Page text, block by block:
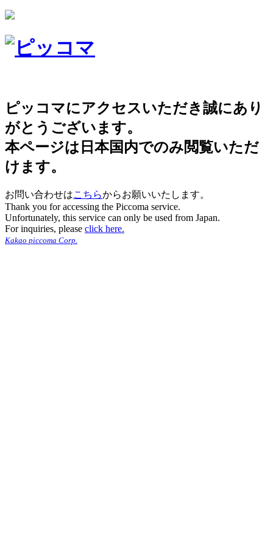
ピッコマにアクセスいただき誠にあり
がとうございます。
本ページは日本国内でのみ閲覧いただ
けます。
お問い合わせはこちらからお願いいたします。
Thank you for accessing the Piccoma service.
Unfortunately, this service can only be used from Japan.
For inquiries, please click here.
Kakao piccoma Corp.